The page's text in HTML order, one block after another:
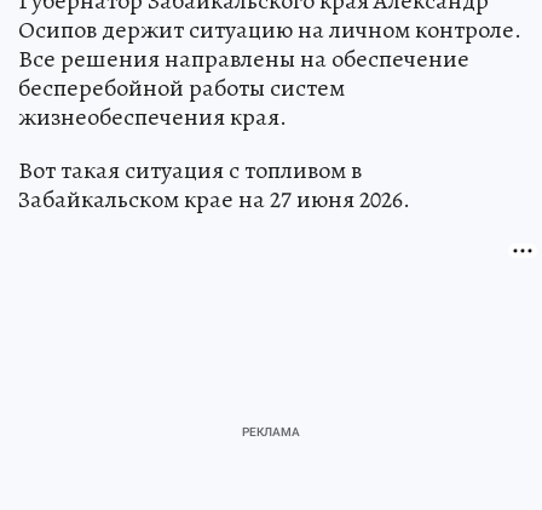
Осипов держит ситуацию на личном контроле.
Все решения направлены на обеспечение
бесперебойной работы систем
жизнеобеспечения края.
Вот такая ситуация с топливом в
Забайкальском крае на 27 июня 2026.